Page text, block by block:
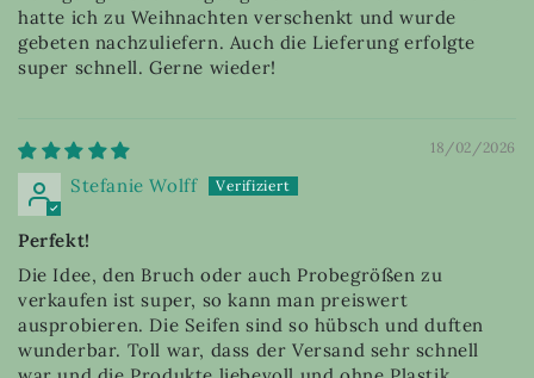
hatte ich zu Weihnachten verschenkt und wurde
gebeten nachzuliefern. Auch die Lieferung erfolgte
super schnell. Gerne wieder!
18/02/2026
Stefanie Wolff
Perfekt!
Die Idee, den Bruch oder auch Probegrößen zu
verkaufen ist super, so kann man preiswert
ausprobieren. Die Seifen sind so hübsch und duften
wunderbar. Toll war, dass der Versand sehr schnell